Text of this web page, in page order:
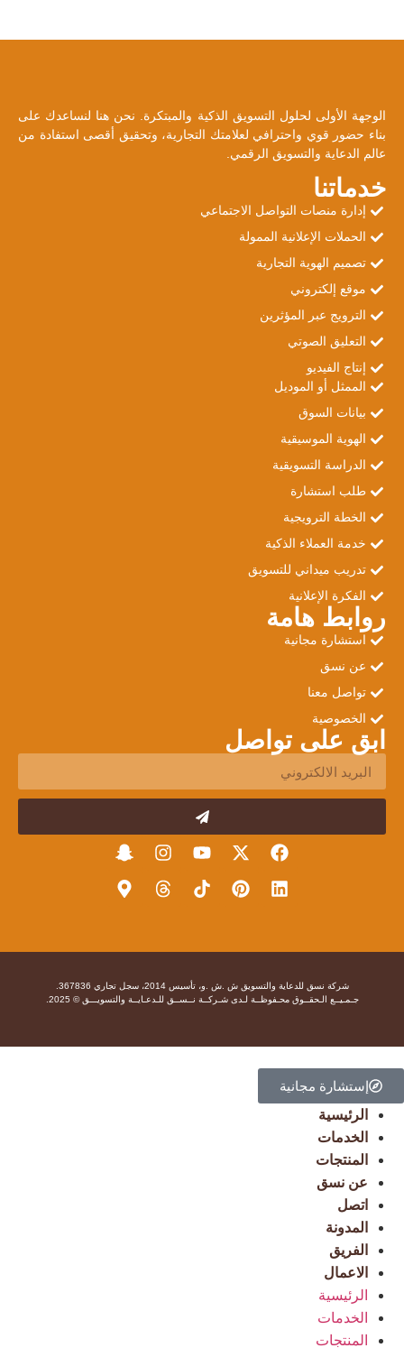
الوجهة الأولى لحلول التسويق الذكية والمبتكرة. نحن هنا لنساعدك على
بناء حضور قوي واحترافي لعلامتك التجارية، وتحقيق أقصى استفادة من
عالم الدعاية والتسويق الرقمي.
خدماتنا
إدارة منصات التواصل الاجتماعي
الحملات الإعلانية الممولة
تصميم الهوية التجارية
موقع إلكتروني
الترويج عبر المؤثرين
التعليق الصوتي
إنتاج الفيديو
الممثل أو الموديل
بيانات السوق
الهوية الموسيقية
الدراسة التسويقية
طلب استشارة
الخطة الترويجية
خدمة العملاء الذكية
تدريب ميداني للتسويق
الفكرة الإعلانية
روابط هامة
استشارة مجانية
عن نسق
تواصل معنا
الخصوصية
ابق على تواصل
شركة نسق للدعاية والتسويق ش .ش .و، تأسيس 2014، سجل تجاري 367836.
جـمـيــع الـحقــوق محـفوظــة لـدى شـركــة نــســق للـدعـايــة والتسويـــق © 2025.
إستشارة مجانية
الرئيسية
الخدمات
المنتجات
عن نسق
اتصل
المدونة
الفريق
الاعمال
الرئيسية
الخدمات
المنتجات